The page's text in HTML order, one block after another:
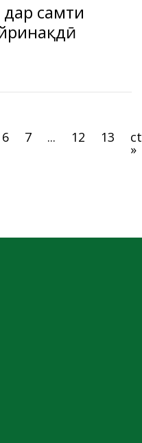
дар самти
6 7 ... 12 13
»